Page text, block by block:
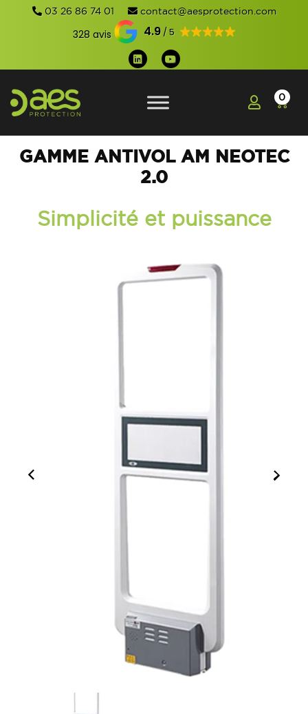
03 26 86 74 01 contact@aesprotection.com
328 avis 4.9
0
GAMME ANTIVOL AM NEOTEC
2.0
Simplicité et puissance